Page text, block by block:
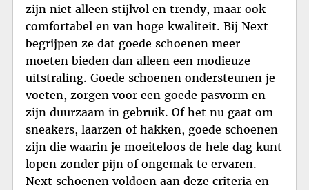
zijn niet alleen stijlvol en trendy, maar ook
comfortabel en van hoge kwaliteit. Bij Next
begrijpen ze dat goede schoenen meer
moeten bieden dan alleen een modieuze
uitstraling. Goede schoenen ondersteunen je
voeten, zorgen voor een goede pasvorm en
zijn duurzaam in gebruik. Of het nu gaat om
sneakers, laarzen of hakken, goede schoenen
zijn die waarin je moeiteloos de hele dag kunt
lopen zonder pijn of ongemak te ervaren.
Next schoenen voldoen aan deze criteria en